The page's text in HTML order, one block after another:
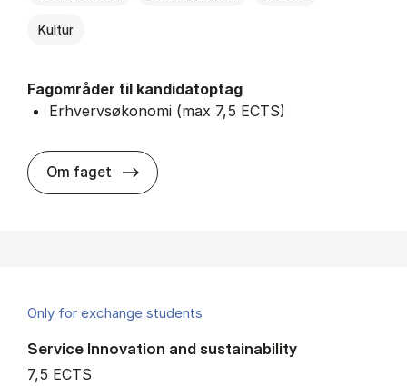
Kultur
Fagområder til kandidatoptag
Erhvervsøkonomi (max 7,5 ECTS)
Om faget about
Only for exchange students
Service Innovation and sustainability
7,5 ECTS